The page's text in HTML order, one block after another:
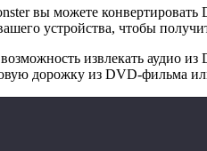
вы можете
устройства, чтобы
извлекать аудио
дорожку из DVD-фильма